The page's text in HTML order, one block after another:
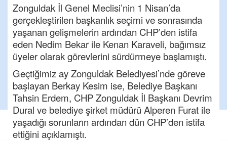
Zonguldak İl Genel Meclisi’nin 1 Nisan’da
gerçekleştirilen başkanlık seçimi ve sonrasında
yaşanan gelişmelerin ardından CHP’den istifa
eden Nedim Bekar ile Kenan Karaveli, bağımsız
üyeler olarak görevlerini sürdürmeye başlamıştı.
Geçtiğimiz ay Zonguldak Belediyesi’nde göreve
başlayan Berkay Kesim ise, Belediye Başkanı
Tahsin Erdem, CHP Zonguldak İl Başkanı Devrim
Dural ve belediye şirket müdürü Alperen Furat ile
yaşadığı sorunların ardından dün CHP’den istifa
ettiğini açıklamıştı.